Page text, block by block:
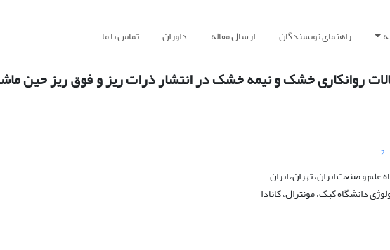
راهنمای نویسندگان ارسال مقاله داوران تماس با ما
روانکاری خشک و نیمه خشک در انتشار ذرات ریز و فوق ریز حین
2
و صنعت ایران، تهران، ایران
دانشگاه کبک، مونترال، کانادا